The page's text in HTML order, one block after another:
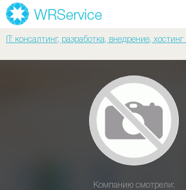
IT: консалтинг, разработка, внедрение,
Компанию смотрели: